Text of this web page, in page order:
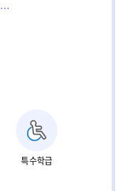
https://chorong.sjedukg.kr
특수학급